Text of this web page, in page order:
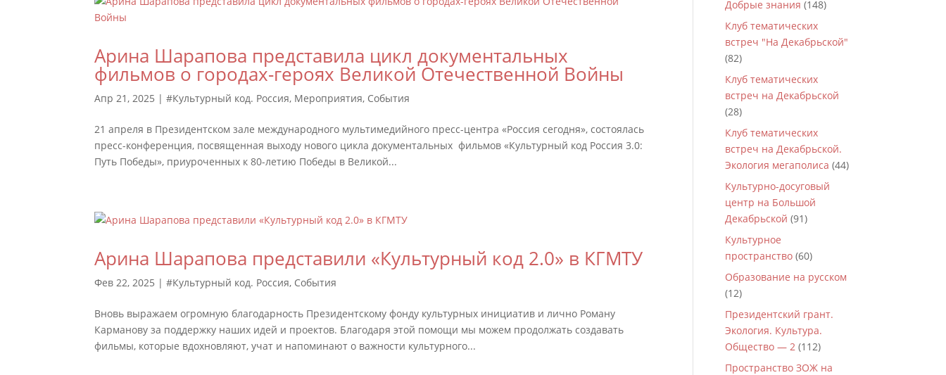
Арина Шарапова представила цикл документальных
фильмов о городах-героях Великой Отечественной Войны
Апр 21, 2025 |#Культурный код. Россия, Мероприятия, События
21 апреля в Президентском зале международного мультимедийного пресс-центра «Россия сегодня», состоялась
пресс-конференция, посвященная выходу нового цикла документальных фильмов «Культурный код Россия 3.0:
Путь Победы», приуроченных к 80-летию Победы в Великой...
Арина Шарапова представили «Культурный код 2.0» в КГМТУ
Фев 22, 2025 |#Культурный код. Россия, События
Вновь выражаем огромную благодарность Президентскому фонду культурных инициатив и лично Роману
Карманову за поддержку наших идей и проектов. Благодаря этой помощи мы можем продолжать создавать
фильмы, которые вдохновляют, учат и напоминают о важности культурного...
Добрые знания (148)
Клуб тематических
встреч "На Декабрьской"
(82)
Клуб тематических
встреч на Декабрьской
(28)
Клуб тематических
встреч на Декабрьской.
Экология мегаполиса (44)
Культурно-досуговый
центр на Большой
Декабрьской (91)
Культурное
пространство (60)
Образование на русском
(12)
Президентский грант.
Экология. Культура.
Общество — 2 (112)
Пространство ЗОЖ на